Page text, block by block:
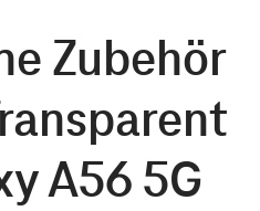
Zubehör
A56 5G